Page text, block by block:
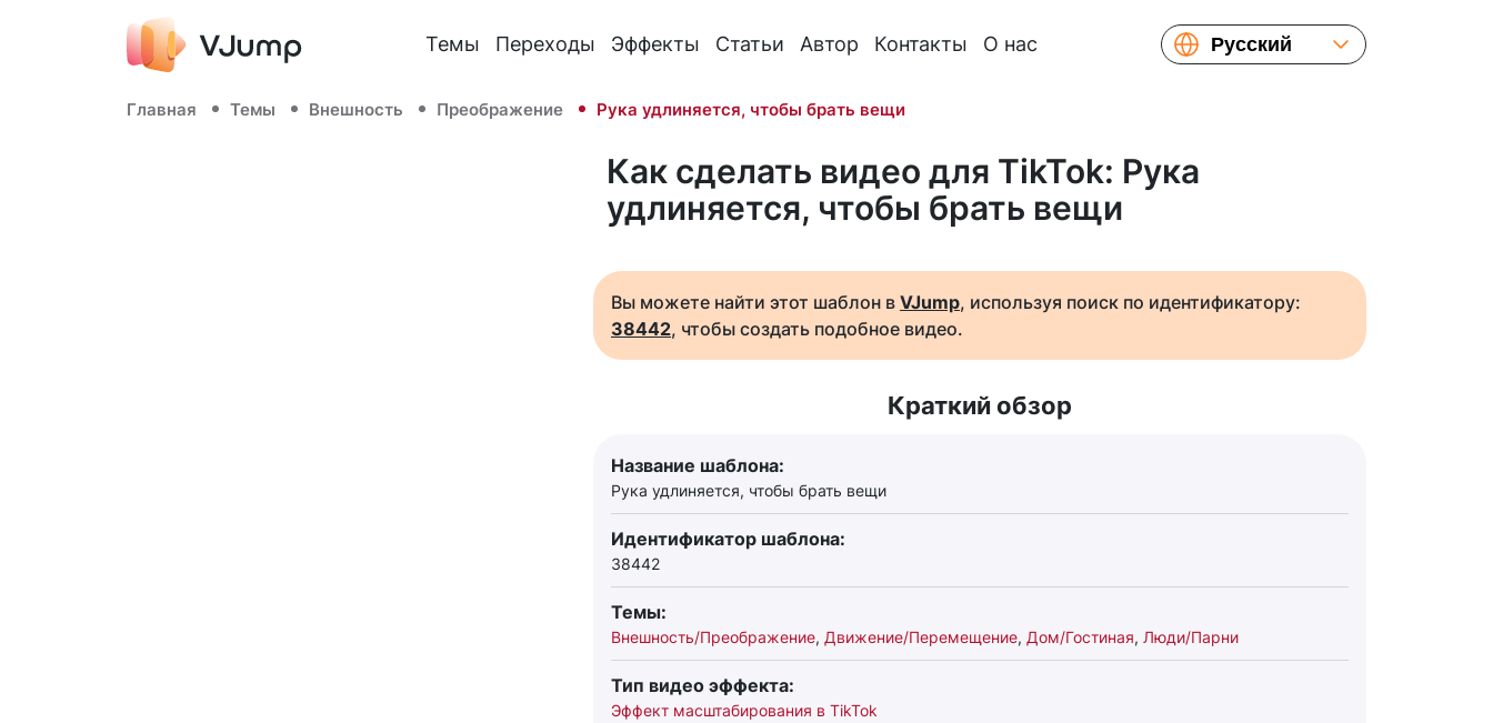
Темы Переходы Эффекты Статьи Автор Контакты О нас
Русский
Главная Темы Внешность Преображение Рука удлиняется, чтобы брать вещи
Как сделать видео для TikTok: Рука
удлиняется, чтобы брать вещи
Вы можете найти этот шаблон в VJump, используя поиск по идентификатору:
38442, чтобы создать подобное видео.
Краткий обзор
Название шаблона:
Рука удлиняется, чтобы брать вещи
Идентификатор шаблона:
38442
Темы:
Внешность/Преображение, Движение/Перемещение, Дом/Гостиная, Люди/Парни
Тип видео эффекта:
Эффект масштабирования в TikTok